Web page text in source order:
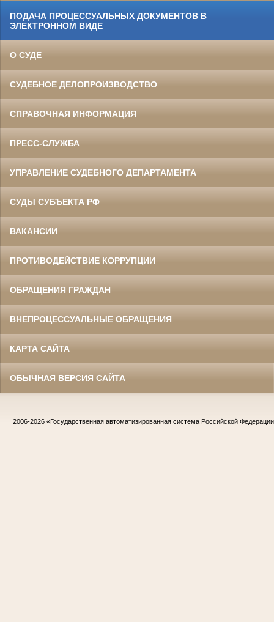
ПОДАЧА ПРОЦЕССУАЛЬНЫХ ДОКУМЕНТОВ В
ЭЛЕКТРОННОМ ВИДЕ
О СУДЕ
СУДЕБНОЕ ДЕЛОПРОИЗВОДСТВО
СПРАВОЧНАЯ ИНФОРМАЦИЯ
ПРЕСС-СЛУЖБА
УПРАВЛЕНИЕ СУДЕБНОГО ДЕПАРТАМЕНТА
СУДЫ СУБЪЕКТА РФ
ВАКАНСИИ
ПРОТИВОДЕЙСТВИЕ КОРРУПЦИИ
ОБРАЩЕНИЯ ГРАЖДАН
ВНЕПРОЦЕССУАЛЬНЫЕ ОБРАЩЕНИЯ
КАРТА САЙТА
ОБЫЧНАЯ ВЕРСИЯ САЙТА
2006-2026 «Государственная автоматизированная система Российской